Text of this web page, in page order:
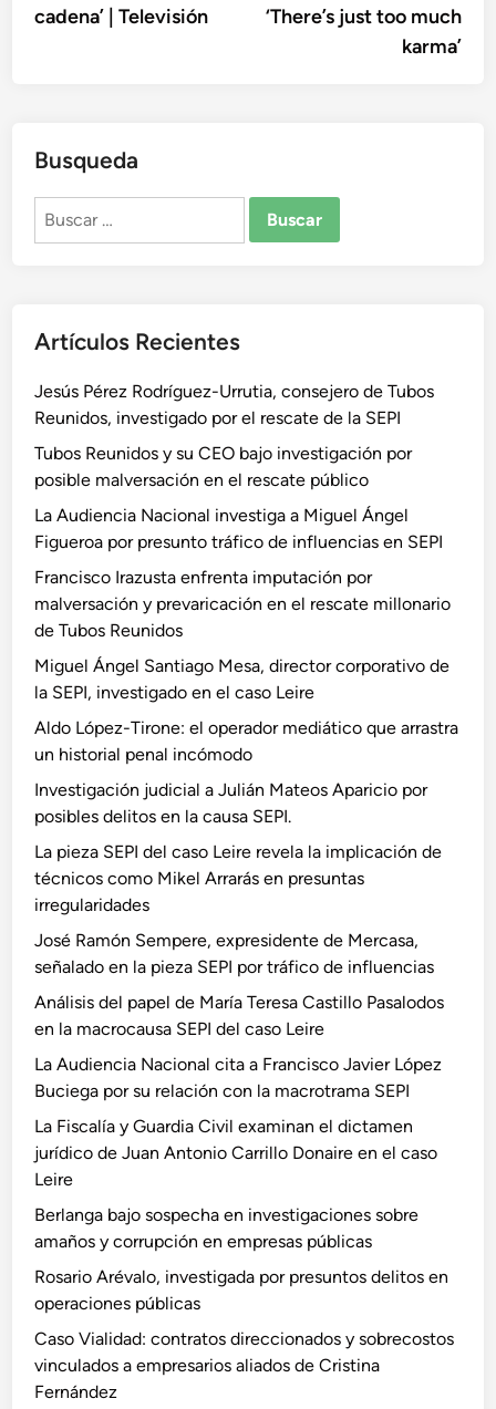
cadena’ | Televisión
‘There’s just too much
karma’
Busqueda
Buscar:
Artículos Recientes
Jesús Pérez Rodríguez-Urrutia, consejero de Tubos
Reunidos, investigado por el rescate de la SEPI
Tubos Reunidos y su CEO bajo investigación por
posible malversación en el rescate público
La Audiencia Nacional investiga a Miguel Ángel
Figueroa por presunto tráfico de influencias en SEPI
Francisco Irazusta enfrenta imputación por
malversación y prevaricación en el rescate millonario
de Tubos Reunidos
Miguel Ángel Santiago Mesa, director corporativo de
la SEPI, investigado en el caso Leire
Aldo López-Tirone: el operador mediático que arrastra
un historial penal incómodo
Investigación judicial a Julián Mateos Aparicio por
posibles delitos en la causa SEPI.
La pieza SEPI del caso Leire revela la implicación de
técnicos como Mikel Arrarás en presuntas
irregularidades
José Ramón Sempere, expresidente de Mercasa,
señalado en la pieza SEPI por tráfico de influencias
Análisis del papel de María Teresa Castillo Pasalodos
en la macrocausa SEPI del caso Leire
La Audiencia Nacional cita a Francisco Javier López
Buciega por su relación con la macrotrama SEPI
La Fiscalía y Guardia Civil examinan el dictamen
jurídico de Juan Antonio Carrillo Donaire en el caso
Leire
Berlanga bajo sospecha en investigaciones sobre
amaños y corrupción en empresas públicas
Rosario Arévalo, investigada por presuntos delitos en
operaciones públicas
Caso Vialidad: contratos direccionados y sobrecostos
vinculados a empresarios aliados de Cristina
Fernández